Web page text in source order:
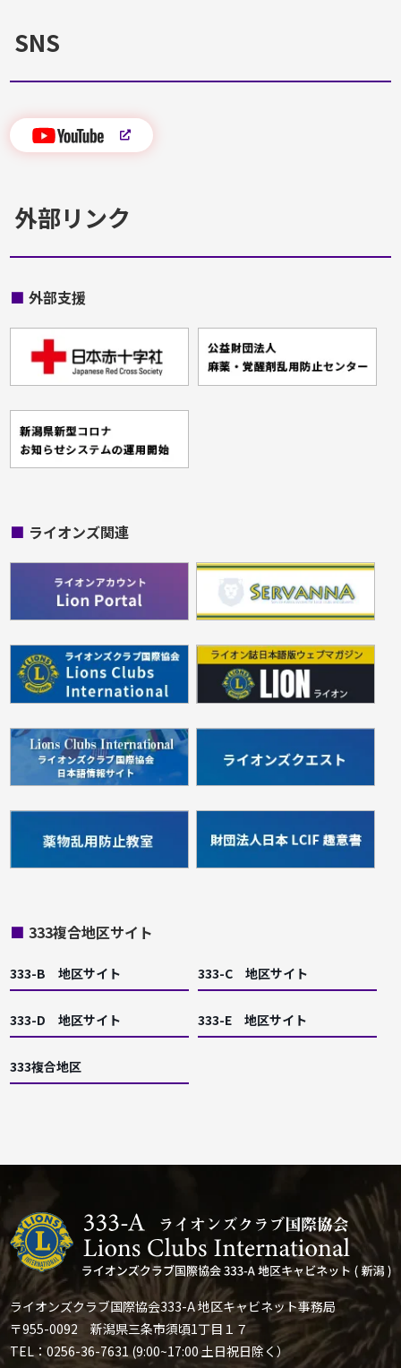
SNS
外部リンク
■ 外部支援
■ ライオンズ関連
■ 333複合地区サイト
333-B 地区サイト 333-C 地区サイト
333-D 地区サイト 333-E 地区サイト
333複合地区
ライオンズクラブ国際協会333-A 地区キャビネット事務局
〒955-0092 新潟県三条市須頃1丁目１７
TEL：0256-36-7631 (9:00~17:00 土日祝日除く）